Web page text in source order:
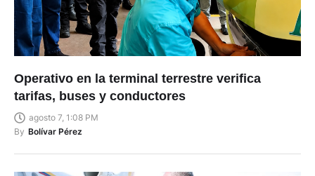
Operativo en la terminal terrestre verifica
tarifas, buses y conductores
agosto 7, 1:08 PM
By Bolívar Pérez